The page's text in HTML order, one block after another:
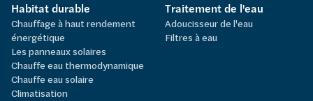
Habitat durable
Chauffage à haut rendement
énergétique
Les panneaux solaires
Chauffe eau thermodynamique
Chauffe eau solaire
Climatisation
Traitement de l'eau
Adoucisseur de l'eau
Filtres à eau